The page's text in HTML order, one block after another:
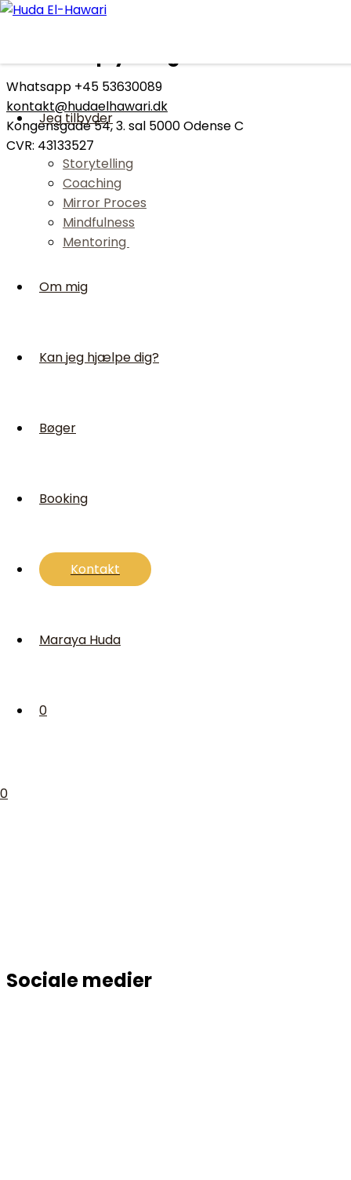
Skip
Jeg tilbyder
Storytelling
Coaching
Mirror Proces
Mindfulness
Mentoring
Om mig
Kan jeg hjælpe dig?
Bøger
Booking
Kontakt
Maraya Huda
0
0
Whatsapp +45 53630089
kontakt@hudaelhawari.dk
Kongensgade 54, 3. sal 5000 Odense C
CVR: 43133527
Sociale medier